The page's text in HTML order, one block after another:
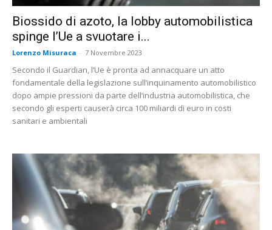
Biossido di azoto, la lobby automobilistica
spinge l’Ue a svuotare i...
Lorenzo Misuraca - 7 Novembre 2023
Secondo il Guardian, l’Ue è pronta ad annacquare un atto
fondamentale della legislazione sull’inquinamento automobilistico
dopo ampie pressioni da parte dell’industria automobilistica, che
secondo gli esperti causerà circa 100 miliardi di euro in costi
sanitari e ambientali